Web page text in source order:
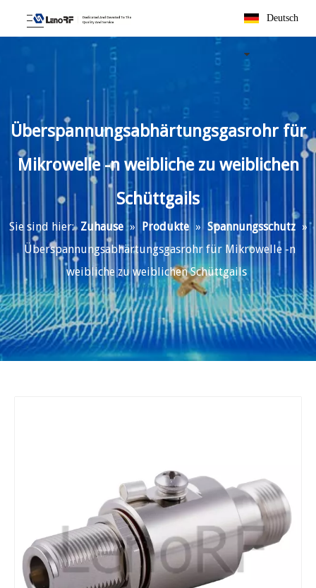
Deutsch
Überspannungsabhärtungsgasrohr für
Mikrowelle -n weibliche zu weiblichen
Schüttgails
Sie sind hier: Zuhause » Produkte » Spannungsschutz »
Überspannungsabhärtungsgasrohr für Mikrowelle -n
weibliche zu weiblichen Schüttgails